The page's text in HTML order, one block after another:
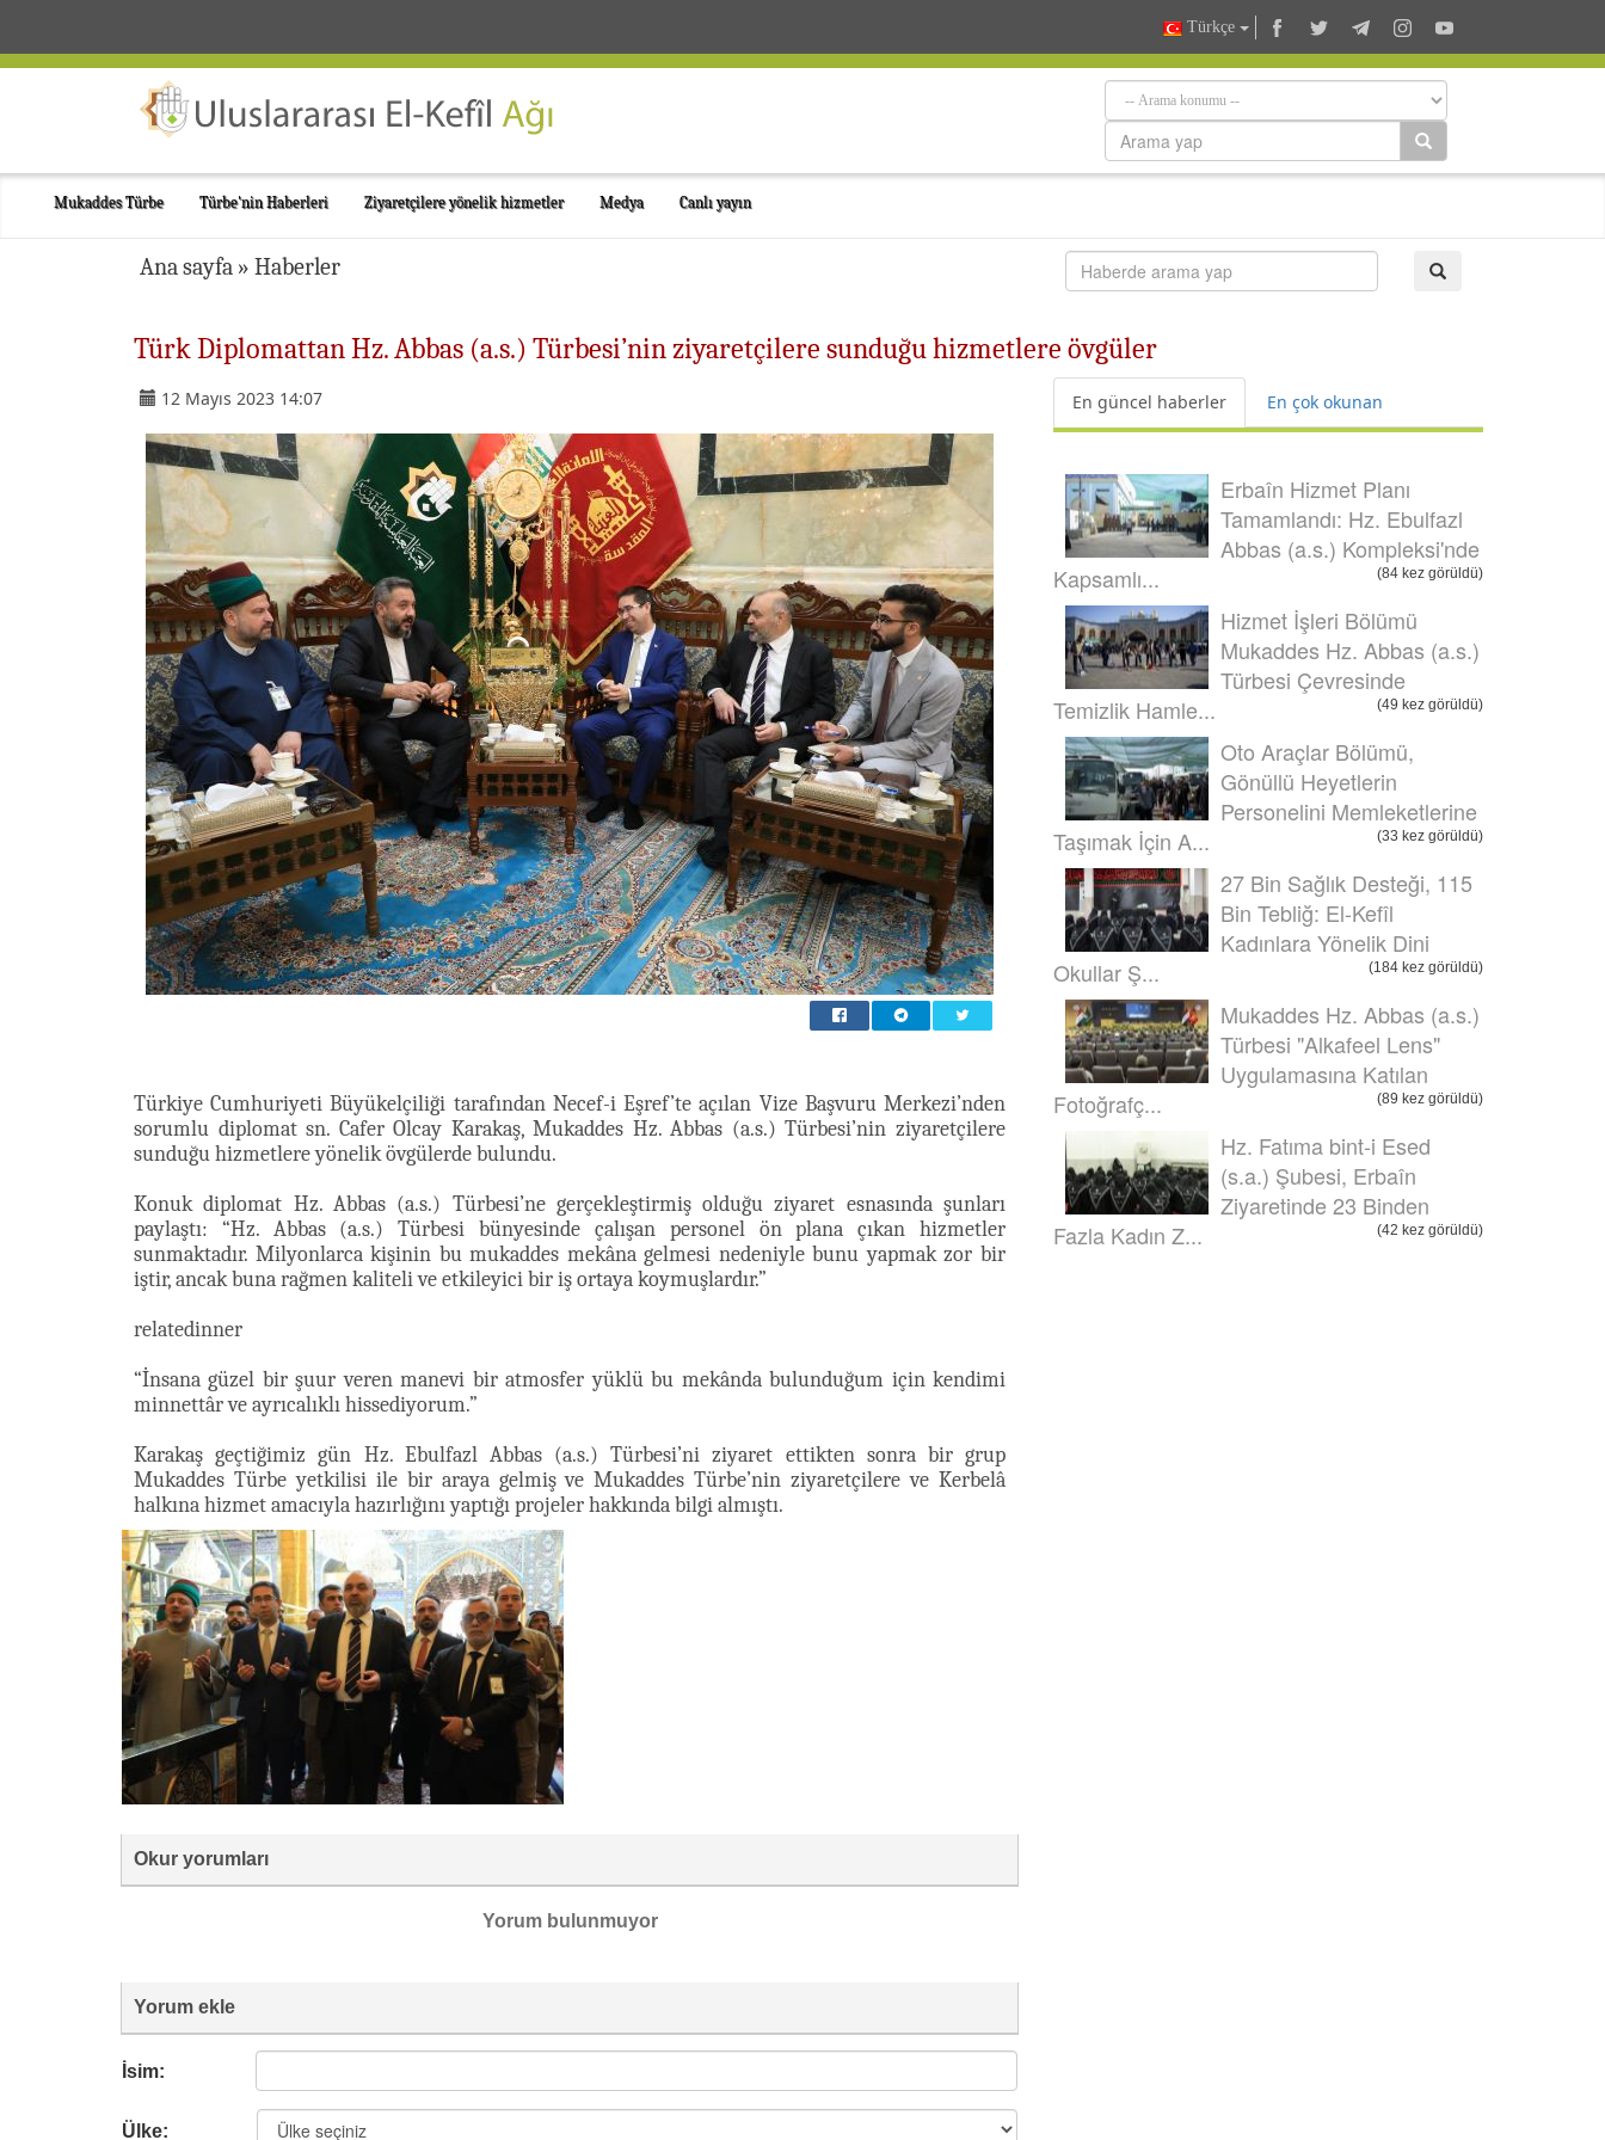
Türkçe
Mukaddes Türbe Türbe'nin Haberleri Ziyaretçilere yönelik hizmetler Medya Canlı yayın
Ana sayfa » Haberler
Türk Diplomattan Hz. Abbas (a.s.) Türbesi’nin ziyaretçilere sunduğu hizmetlere övgüler
12 Mayıs 2023 14:07
Türkiye Cumhuriyeti Büyükelçiliği tarafından Necef-i Eşref’te açılan Vize Başvuru Merkezi’nden
sorumlu diplomat sn. Cafer Olcay Karakaş, Mukaddes Hz. Abbas (a.s.) Türbesi’nin ziyaretçilere
sunduğu hizmetlere yönelik övgülerde bulundu.
Konuk diplomat Hz. Abbas (a.s.) Türbesi’ne gerçekleştirmiş olduğu ziyaret esnasında şunları
paylaştı: “Hz. Abbas (a.s.) Türbesi bünyesinde çalışan personel ön plana çıkan hizmetler
sunmaktadır. Milyonlarca kişinin bu mukaddes mekâna gelmesi nedeniyle bunu yapmak zor bir
iştir, ancak buna rağmen kaliteli ve etkileyici bir iş ortaya koymuşlardır.”
relatedinner
“İnsana güzel bir şuur veren manevi bir atmosfer yüklü bu mekânda bulunduğum için kendimi
minnettâr ve ayrıcalıklı hissediyorum.”
Karakaş geçtiğimiz gün Hz. Ebulfazl Abbas (a.s.) Türbesi’ni ziyaret ettikten sonra bir grup
Mukaddes Türbe yetkilisi ile bir araya gelmiş ve Mukaddes Türbe’nin ziyaretçilere ve Kerbelâ
halkına hizmet amacıyla hazırlığını yaptığı projeler hakkında bilgi almıştı.
Okur yorumları
Yorum bulunmuyor
Yorum ekle
İsim:
Ülke:
En güncel haberler En çok okunan
Erbaîn Hizmet Planı
Tamamlandı: Hz. Ebulfazl
Abbas (a.s.) Kompleksi'nde
Kapsamlı...
(84 kez görüldü)
Hizmet İşleri Bölümü
Mukaddes Hz. Abbas (a.s.)
Türbesi Çevresinde
Temizlik Hamle...
(49 kez görüldü)
Oto Araçlar Bölümü,
Gönüllü Heyetlerin
Personelini Memleketlerine
Taşımak İçin A...
(33 kez görüldü)
27 Bin Sağlık Desteği, 115
Bin Tebliğ: El-Kefîl
Kadınlara Yönelik Dini
Okullar Ş...
(184 kez görüldü)
Mukaddes Hz. Abbas (a.s.)
Türbesi "Alkafeel Lens"
Uygulamasına Katılan
Fotoğrafç...
(89 kez görüldü)
Hz. Fatıma bint-i Esed
(s.a.) Şubesi, Erbaîn
Ziyaretinde 23 Binden
Fazla Kadın Z...
(42 kez görüldü)